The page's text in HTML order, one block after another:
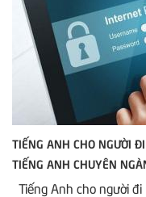
TIẾNG ANH CHO NGƯỜI
TIẾNG ANH CHUYÊN
Tiếng Anh cho người đi